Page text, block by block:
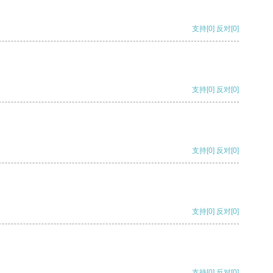
支持[0] 反对[0]
支持[0] 反对[0]
支持[0] 反对[0]
支持[0] 反对[0]